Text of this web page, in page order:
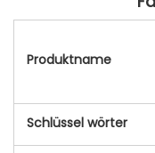
Produktname
Schlüssel wörter